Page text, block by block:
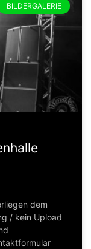
BILDERGALERIE
dem
/ kein Upload